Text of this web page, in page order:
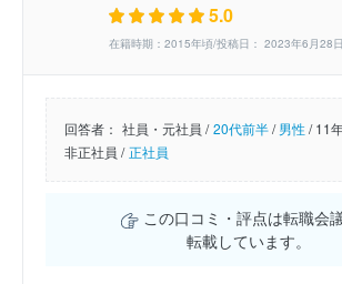
5.0
在籍時期：2015年頃/投稿日： 2023年6月28日
回答者： 社員・元社員 / 20代前半/男性/11
非正社員 / 正社員
この口コミ・評点は転職会
転載しています。